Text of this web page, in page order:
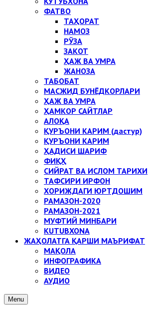
ФАТВО
ТАҲОРАТ
НАМОЗ
РЎЗА
ЗАКОТ
ҲАЖ ВА УМРА
ЖАНОЗА
ТАБОБАТ
МАСЖИД БУНЁДКОРЛАРИ
ҲАЖ ВА УМРА
ҲАМКОР САЙТЛАР
АЛОҚА
ҚУРЪОНИ КАРИМ (дастур)
ҚУРЪОНИ КАРИМ
ҲАДИСИ ШАРИФ
ФИҚҲ
СИЙРАТ ВА ИСЛОМ ТАРИХИ
ТАФСИРИ ИРФОН
ХОРИЖДАГИ ЮРТДОШИМ
РАМАЗОН-2020
РАМАЗОН-2021
МУФТИЙ МИНБАРИ
KUTUBXONA
ЖАҲОЛАТГА ҚАРШИ МАЪРИФАТ
МАҚОЛА
ИНФОГРАФИКА
ВИДЕО
АУДИО
Menu